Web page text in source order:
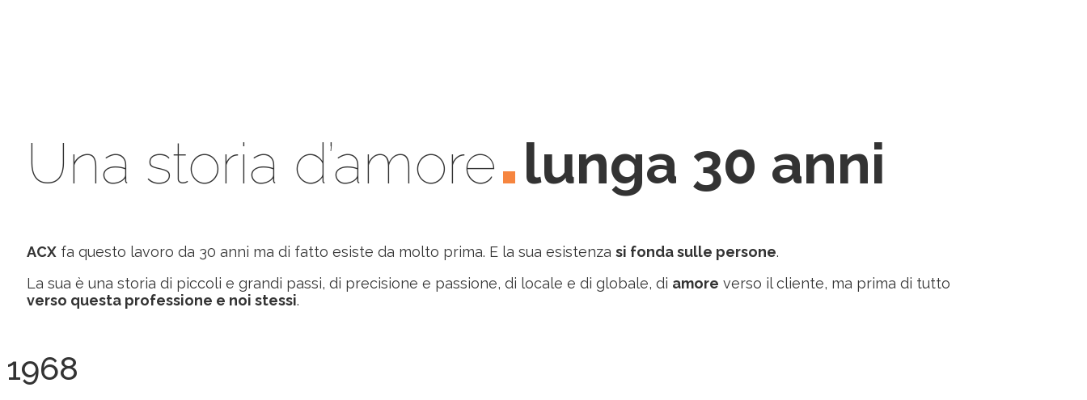
Una storia d’amore lunga 30 anni
ACXfa questo lavoro da 30 anni ma di fatto esiste da molto prima. E la sua esistenza si fonda sulle persone.
La sua è una storia di piccoli e grandi passi, di precisione e passione, di locale e di globale, di amore verso il cliente, ma prima di tutto
verso questa professione e noi stessi.
1968